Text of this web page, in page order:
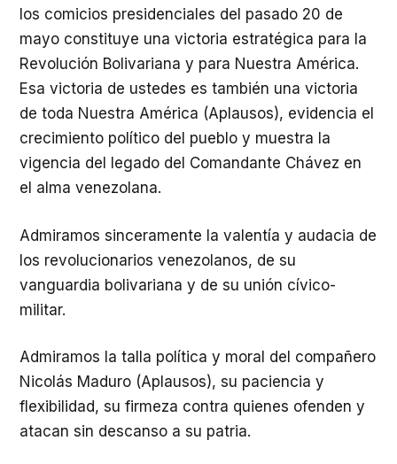
los comicios presidenciales del pasado 20 de
mayo constituye una victoria estratégica para la
Revolución Bolivariana y para Nuestra América.
Esa victoria de ustedes es también una victoria
de toda Nuestra América (Aplausos), evidencia el
crecimiento político del pueblo y muestra la
vigencia del legado del Comandante Chávez en
el alma venezolana.
Admiramos sinceramente la valentía y audacia de
los revolucionarios venezolanos, de su
vanguardia bolivariana y de su unión cívico-
militar.
Admiramos la talla política y moral del compañero
Nicolás Maduro (Aplausos), su paciencia y
flexibilidad, su firmeza contra quienes ofenden y
atacan sin descanso a su patria.